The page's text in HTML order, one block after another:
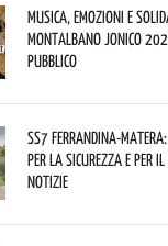
Musica, emozioni e
Montalbano Jonico
pubblico
SS7 Ferrandina-
per la sicurezza e per
notizie